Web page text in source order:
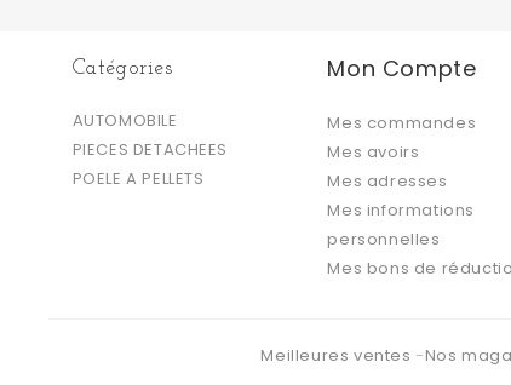
Catégories
AUTOMOBILE
PIECES DETACHEES
POELE A PELLETS
Mon Compte
Mes commandes
Mes avoirs
Mes adresses
Mes informations
personnelles
Mes bons de
Meilleures ventes Nos